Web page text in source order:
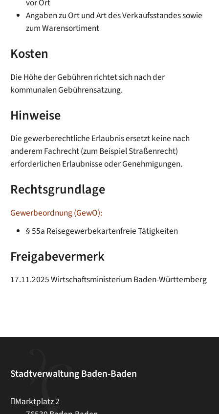
vor Ort
Angaben zu Ort und Art des Verkaufsstandes sowie
zum Warensortiment
Kosten
Die Höhe der Gebühren richtet sich nach der
kommunalen Gebührensatzung.
Hinweise
Die gewerberechtliche Erlaubnis ersetzt keine nach
anderem Fachrecht (zum Beispiel Straßenrecht)
erforderlichen Erlaubnisse oder Genehmigungen.
Rechtsgrundlage
Gewerbeordnung (GewO):
§ 55a Reisegewerbekartenfreie Tätigkeiten
Freigabevermerk
17.11.2025 Wirtschaftsministerium Baden-Württemberg
Stadtverwaltung Baden-Baden
Marktplatz 2